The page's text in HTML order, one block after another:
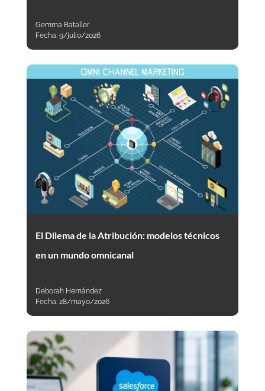
Gemma Bataller
Fecha: 9/julio/2026
El Dilema de la Atribución: modelos técnicos
en un mundo omnicanal
Deborah Hernández
Fecha: 28/mayo/2026